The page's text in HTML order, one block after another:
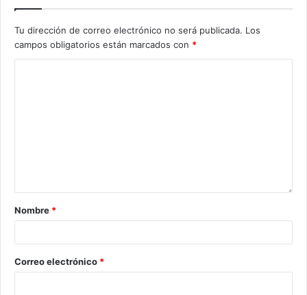
Tu dirección de correo electrónico no será publicada. Los
campos obligatorios están marcados con *
Nombre *
Correo electrónico *